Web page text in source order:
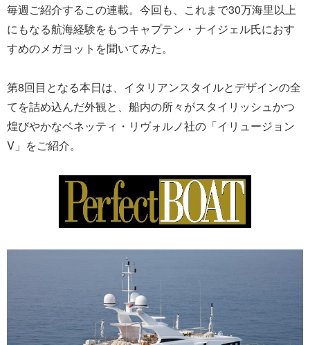
毎週ご紹介するこの連載。今回も、これまで30万海里以上
にもなる航海経験をもつキャプテン・ナイジェル氏におす
すめのメガヨットを聞いてみた。
第8回目となる本日は、イタリアンスタイルとデザインの全
てを詰め込んだ外観と、船内の所々がスタイリッシュかつ
煌びやかなベネッティ・リヴォルノ社の「イリュージョン
V」をご紹介。